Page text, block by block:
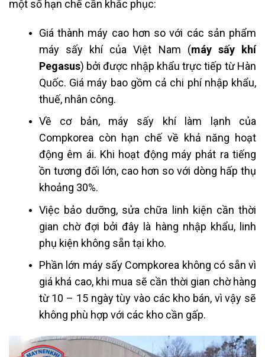
một số hạn chế cần khắc phục:
Giá thành máy cao hơn so với các sản phẩm
máy sấy khí của Việt Nam (máy sấy khí
Pegasus) bởi được nhập khẩu trực tiếp từ Hàn
Quốc. Giá máy bao gồm cả chi phí nhập khẩu,
thuế, nhân công.
Về cơ bản, máy sấy khí làm lạnh của
Compkorea còn hạn chế về khả năng hoạt
động êm ái. Khi hoạt động máy phát ra tiếng
ồn tương đối lớn, cao hơn so với dòng hấp thụ
khoảng 30%.
Việc bảo dưỡng, sửa chữa linh kiện cần thời
gian chờ đợi bởi đây là hàng nhập khẩu, linh
phụ kiện không sẵn tại kho.
Phần lớn máy sấy Compkorea không có sẵn vì
giá khá cao, khi mua sẽ cần thời gian chờ hàng
từ 10 – 15 ngày tùy vào các kho bán, vì vậy sẽ
không phù hợp với các kho cần gấp.